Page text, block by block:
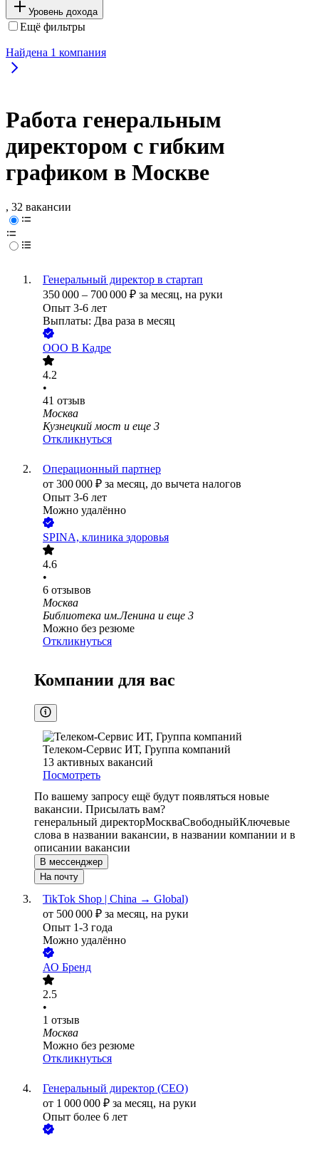
Уровень дохода
Ещё фильтры
Найдена 1 компания
Работа генеральным
директором с гибким
графиком в Москве
, 32 вакансии
Генеральный директор в стартап
350 000 – 700 000 ₽ за месяц, на руки
Опыт 3-6 лет
Выплаты: Два раза в месяц
ООО В Кадре
4.2
•
41 отзыв
Москва
Кузнецкий мост и еще 3
Откликнуться
Операционный партнер
от 300 000 ₽ за месяц, до вычета налогов
Опыт 3-6 лет
Можно удалённо
SPINA, клиника здоровья
4.6
•
6 отзывов
Москва
Библиотека им.Ленина и еще 3
Можно без резюме
Откликнуться
Компании для вас
Телеком-Сервис ИТ, Группа компаний
13 активных вакансий
Посмотреть
По вашему запросу ещё будут появляться новые
вакансии. Присылать вам?
генеральный директорМоскваСвободныйКлючевые
слова в названии вакансии, в названии компании и в
описании вакансии
В мессенджер
На почту
TikTok Shop | China → Global)
от 500 000 ₽ за месяц, на руки
Опыт 1-3 года
Можно удалённо
АО Бренд
2.5
•
1 отзыв
Москва
Можно без резюме
Откликнуться
Генеральный директор (CEO)
от 1 000 000 ₽ за месяц, на руки
Опыт более 6 лет